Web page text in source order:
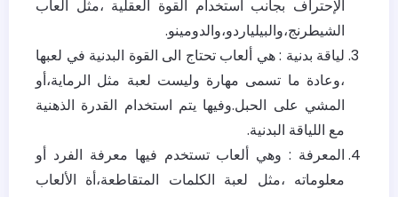
الإحتراف بجانب استخدام القوة العقلية ،مثل ألعاب
الشيطرنج،والبيلياردو،والدومينو.
لياقة بدنية : هي ألعاب تحتاج الى القوة البدنية في لعبها
،وعادة ما تسمى مهارة وليست لعبة مثل الرماية،أو
المشي على الحبل.وفيها يتم استخدام القدرة الذهنية
مع اللياقة البدنية.
المعرفة : وهي ألعاب تستخدم فيها معرفة الفرد أو
معلوماته ،مثل لعبة الكلمات المتقاطعة،أة الألعاب